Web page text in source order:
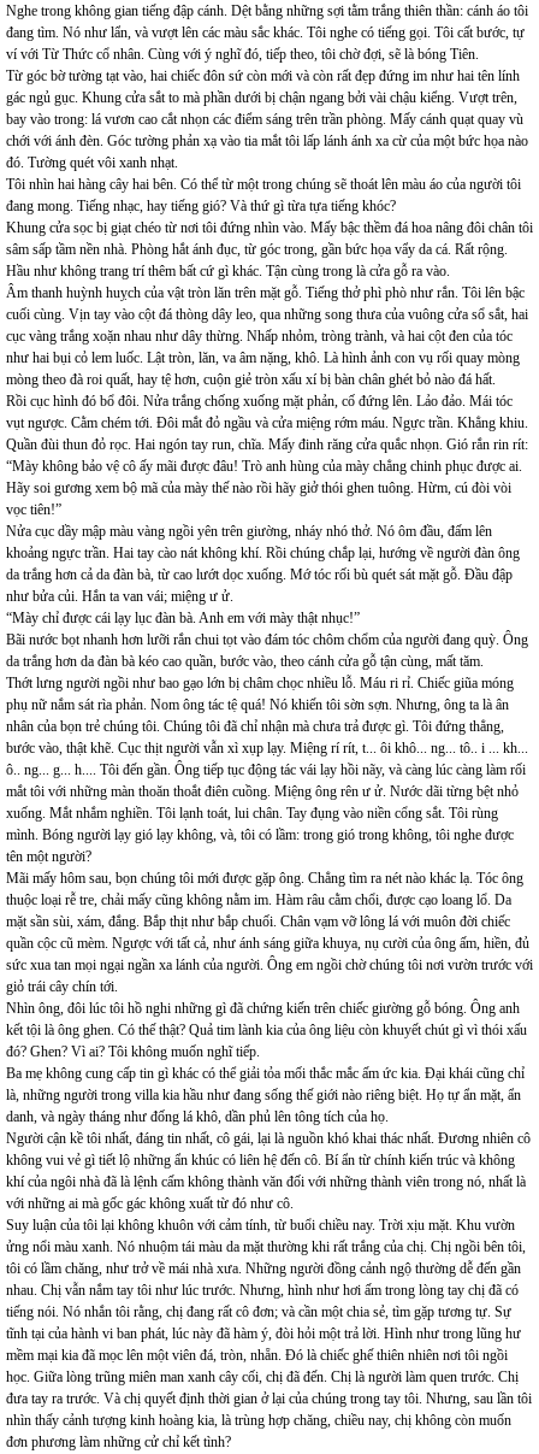
Nghe trong không gian tiếng đập cánh. Dệt bằng những sợi tằm trắng thiên thần: cánh áo tôi
đang tìm. Nó như lẩn, và vượt lên các màu sắc khác. Tôi nghe có tiếng gọi. Tôi cất bước, tự
ví với Từ Thức cổ nhân. Cùng với ý nghĩ đó, tiếp theo, tôi chờ đợi, sẽ là bóng Tiên.
Từ góc bờ tường tạt vào, hai chiếc đôn sứ còn mới và còn rất đẹp đứng im như hai tên lính
gác ngủ gục. Khung cửa sắt to mà phần dưới bị chận ngang bởi vài chậu kiểng. Vượt trên,
bay vào trong: lá vươn cao cắt nhọn các điểm sáng trên trần phòng. Mấy cánh quạt quay vù
chới với ánh đèn. Góc tường phản xạ vào tia mắt tôi lấp lánh ánh xa cừ của một bức họa nào
đó. Tường quét vôi xanh nhạt.
Tôi nhìn hai hàng cây hai bên. Có thể từ một trong chúng sẽ thoát lên màu áo của người tôi
đang mong. Tiếng nhạc, hay tiếng gió? Và thứ gì từa tựa tiếng khóc?
Khung cửa sọc bị giạt chéo từ nơi tôi đứng nhìn vào. Mấy bậc thềm đá hoa nâng đôi chân tôi
sâm sấp tầm nền nhà. Phòng hắt ánh đục, từ góc trong, gần bức họa vẩy da cá. Rất rộng.
Hầu như không trang trí thêm bất cứ gì khác. Tận cùng trong là cửa gỗ ra vào.
Âm thanh huỳnh huỵch của vật tròn lăn trên mặt gỗ. Tiếng thở phì phò như rắn. Tôi lên bậc
cuối cùng. Vịn tay vào cột đá thòng dây leo, qua những song thưa của vuông cửa sổ sắt, hai
cục vàng trắng xoặn nhau như dây thừng. Nhấp nhỏm, tròng trành, và hai cột đen của tóc
như hai bụi cỏ lem luốc. Lật tròn, lăn, va âm nặng, khô. Là hình ảnh con vụ rối quay mòng
mòng theo đà roi quất, hay tệ hơn, cuộn giẻ tròn xấu xí bị bàn chân ghét bỏ nào đá hất.
Rồi cục hình đó bổ đôi. Nửa trắng chống xuống mặt phản, cố đứng lên. Lảo đảo. Mái tóc
vụt ngược. Cằm chém tới. Đôi mắt đỏ ngầu và cửa miệng rớm máu. Ngực trần. Khẳng khiu.
Quần đùi thun đỏ rọc. Hai ngón tay run, chĩa. Mấy đinh răng cửa quắc nhọn. Gió rắn rin rít:
“Mày không bảo vệ cô ấy mãi được đâu! Trò anh hùng của mày chẳng chinh phục được ai.
Hãy soi gương xem bộ mã của mày thế nào rồi hãy giở thói ghen tuông. Hừm, cú đòi vòi
vọc tiên!”
Nửa cục dầy mập màu vàng ngồi yên trên giường, nháy nhó thở. Nó ôm đầu, đấm lên
khoảng ngực trần. Hai tay cào nát không khí. Rồi chúng chắp lại, hướng về người đàn ông
da trắng hơn cả da đàn bà, từ cao lướt dọc xuống. Mớ tóc rối bù quét sát mặt gỗ. Đầu đập
như bửa củi. Hắn ta van vái; miệng ư ử.
“Mày chỉ được cái lạy lục đàn bà. Anh em với mày thật nhục!”
Bãi nước bọt nhanh hơn lưỡi rắn chui tọt vào đám tóc chôm chổm của người đang quỳ. Ông
da trắng hơn da đàn bà kéo cao quần, bước vào, theo cánh cửa gỗ tận cùng, mất tăm.
Thớt lưng người ngồi như bao gạo lớn bị châm chọc nhiều lỗ. Máu ri rỉ. Chiếc giũa móng
phụ nữ nắm sát rìa phản. Nom ông tác tệ quá! Nó khiến tôi sờn sợn. Nhưng, ông ta là ân
nhân của bọn trẻ chúng tôi. Chúng tôi đã chỉ nhận mà chưa trả được gì. Tôi đứng thẳng,
bước vào, thật khẽ. Cục thịt người vẫn xì xụp lạy. Miệng rí rít, t... ôi khô... ng... tô.. i ... kh...
ô.. ng... g... h.... Tôi đến gần. Ông tiếp tục động tác vái lạy hồi nãy, và càng lúc càng làm rối
mắt tôi với những màn thoăn thoắt điên cuồng. Miệng ông rên ư ử. Nước dãi từng bệt nhỏ
xuống. Mắt nhắm nghiền. Tôi lạnh toát, lui chân. Tay đụng vào niền cổng sắt. Tôi rùng
mình. Bóng người lạy gió lạy không, và, tôi có lầm: trong gió trong không, tôi nghe được
tên một người?
Mãi mấy hôm sau, bọn chúng tôi mới được gặp ông. Chẳng tìm ra nét nào khác lạ. Tóc ông
thuộc loại rễ tre, chải mấy cũng không nằm im. Hàm râu cằm chổi, được cạo loang lổ. Da
mặt sần sùi, xám, đắng. Bắp thịt như bắp chuối. Chân vạm vỡ lông lá với muôn đời chiếc
quần cộc cũ mèm. Ngược với tất cả, như ánh sáng giữa khuya, nụ cười của ông ấm, hiền, đủ
sức xua tan mọi ngại ngần xa lánh của người. Ông em ngồi chờ chúng tôi nơi vườn trước với
giỏ trái cây chín tới.
Nhìn ông, đôi lúc tôi hồ nghi những gì đã chứng kiến trên chiếc giường gỗ bóng. Ông anh
kết tội là ông ghen. Có thế thật? Quả tim lành kia của ông liệu còn khuyết chút gì vì thói xấu
đó? Ghen? Vì ai? Tôi không muốn nghĩ tiếp.
Ba mẹ không cung cấp tin gì khác có thể giải tỏa mối thắc mắc ấm ức kia. Đại khái cũng chỉ
là, những người trong villa kia hầu như đang sống thế giới nào riêng biệt. Họ tự ẩn mặt, ẩn
danh, và ngày tháng như đống lá khô, dần phủ lên tông tích của họ.
Người cận kề tôi nhất, đáng tin nhất, cô gái, lại là nguồn khó khai thác nhất. Đương nhiên cô
không vui vẻ gì tiết lộ những ẩn khúc có liên hệ đến cô. Bí ẩn từ chính kiến trúc và không
khí của ngôi nhà đã là lệnh cấm không thành văn đối với những thành viên trong nó, nhất là
với những ai mà gốc gác không xuất từ đó như cô.
Suy luận của tôi lại không khuôn với cảm tính, từ buổi chiều nay. Trời xịu mặt. Khu vườn
ửng nổi màu xanh. Nó nhuộm tái màu da mặt thường khi rất trắng của chị. Chị ngồi bên tôi,
tôi có lầm chăng, như trở về mái nhà xưa. Những người đồng cảnh ngộ thường dễ đến gần
nhau. Chị vẫn nắm tay tôi như lúc trước. Nhưng, hình như hơi ấm trong lòng tay chị đã có
tiếng nói. Nó nhắn tôi rằng, chị đang rất cô đơn; và cần một chia sẻ, tìm gặp tương tự. Sự
tĩnh tại của hành vi ban phát, lúc này đã hàm ý, đòi hỏi một trả lời. Hình như trong lũng hư
mềm mại kia đã mọc lên một viên đá, tròn, nhẵn. Đó là chiếc ghế thiên nhiên nơi tôi ngồi
học. Giữa lòng trũng miên man xanh cây cối, chị đã đến. Chị là người làm quen trước. Chị
đưa tay ra trước. Và chị quyết định thời gian ở lại của chúng trong tay tôi. Nhưng, sau lần tôi
nhìn thấy cảnh tượng kinh hoàng kia, là trùng hợp chăng, chiều nay, chị không còn muốn
đơn phương làm những cử chỉ kết tình?